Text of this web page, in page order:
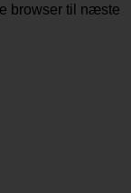
browser til næste